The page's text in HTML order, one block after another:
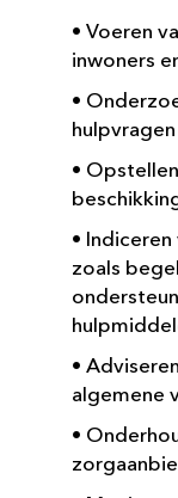
• Voeren
inwoners
•
•
•
zoals
•
algemene
•